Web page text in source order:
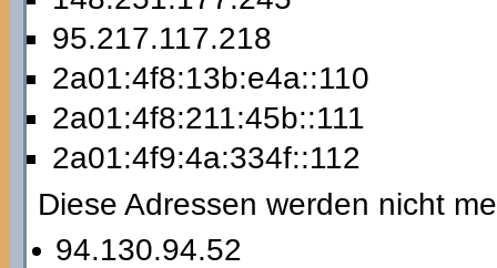
95.217.117.218
2a01:4f8:13b:e4a::110
2a01:4f8:211:45b::111
2a01:4f9:4a:334f::112
Diese Adressen werden nicht
94.130.94.52